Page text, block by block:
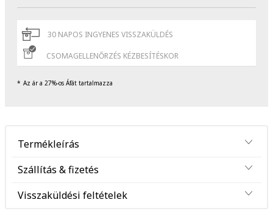
30 NAPOS INGYENES VISSZAKÜLDÉS
CSOMAGELLENŐRZÉS KÉZBESÍTÉSKOR
Az ár a 27%-os Áfát tartalmazza
Termékleírás
Szállítás & fizetés
Visszaküldési feltételek